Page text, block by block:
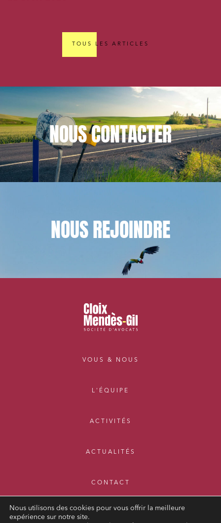
TOUS LES ARTICLES
NOUSCONTACTER
NOUSREJOINDRE
VOUS & NOUS
L'ÉQUIPE
ACTIVITÉS
ACTUALITÉS
CONTACT
Nous utilisons des cookies pour vous offrir la meilleure
expérience sur notre site.